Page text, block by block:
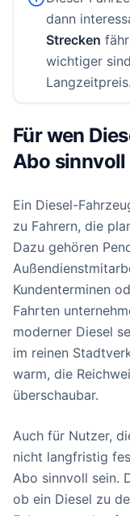
dann
Strecken
wichtiger
Langzeitpreis.
Für wen
Abo sinnvoll
Ein Diesel-
zu Fahrern, die
Dazu gehören
Kundenterminen
Fahrten
moderner Diesel
im reinen
warm, die
überschaubar.
Auch für Nutzer,
nicht langfristig
Abo sinnvoll sein.
ob ein Diesel zu